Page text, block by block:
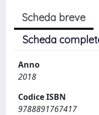
Scheda breve
Scheda
Anno
2018
Codice ISBN
9788891767417